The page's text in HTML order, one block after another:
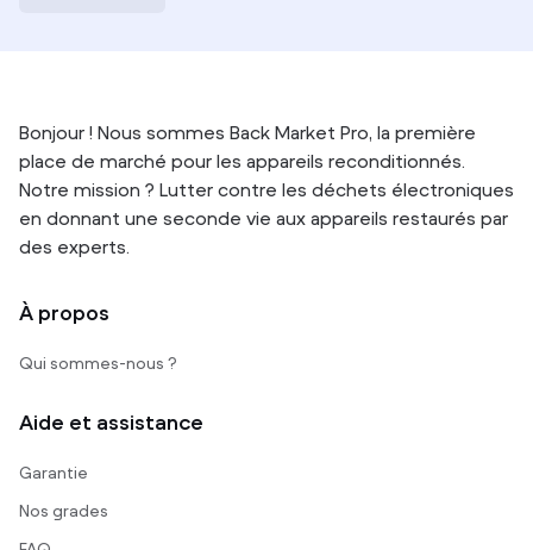
Bonjour ! Nous sommes Back Market Pro, la première
place de marché pour les appareils reconditionnés.
Notre mission ? Lutter contre les déchets électroniques
en donnant une seconde vie aux appareils restaurés par
des experts.
À propos
Qui sommes-nous ?
Aide et assistance
Garantie
Nos grades